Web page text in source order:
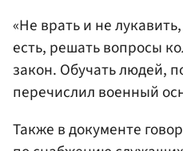
«Не врать и не
есть, решать вопросы
закон. Обучать людей,
перечислил военный
Также в документе